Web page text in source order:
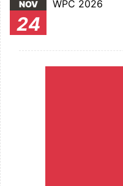
NOV
24
WPC 2026